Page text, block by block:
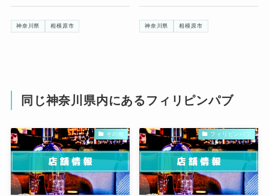
神奈川県 相模原市 神奈川県 相模原市
同じ神奈川県内にあるフィリピンパブ
その他 フィリピンパブ